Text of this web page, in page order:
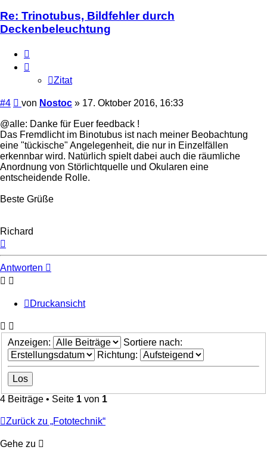
Re: Trinotubus, Bildfehler durch
Deckenbeleuchtung
Zitat
#4 Beitrag
von Nostoc » 17. Oktober 2016, 16:33
@alle: Danke für Euer feedback !
Das Fremdlicht im Binotubus ist nach meiner Beobachtung
eine "tückische" Angelegenheit, die nur in Einzelfällen
erkennbar wird. Natürlich spielt dabei auch die räumliche
Anordnung von Störlichtquelle und Okularen eine
entscheidende Rolle.
Beste Grüße
Richard
Antworten
Druckansicht
Anzeigen:
Sortiere nach:
Richtung:
4 Beiträge • Seite 1 von 1
Zurück zu „Fototechnik“
Gehe zu